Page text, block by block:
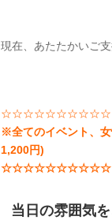
現在、あたたかいご
☆☆☆☆☆☆☆☆☆☆
※全てのイベント、
1,200円)
☆☆☆☆☆☆☆☆☆☆
当日の雰囲気